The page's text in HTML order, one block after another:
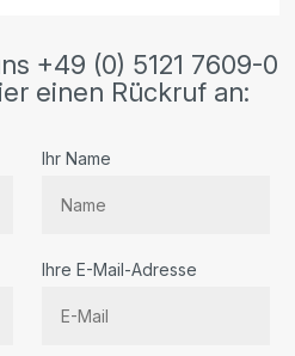
+49 (0) 5121 7609-0
einen Rückruf an:
Ihr Name
Ihre E-Mail-Adresse